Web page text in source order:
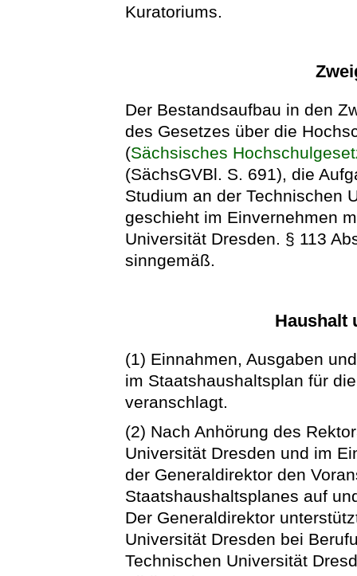
Kuratoriums.
Der Bestandsaufbau in den
des Gesetzes über die
(Sächsisches
(SächsGVBl. S. 691), die
Studium an der Technischen
geschieht im Einvernehmen
Universität Dresden. § 113
sinngemäß.
Haushalt
(1) Einnahmen, Ausgaben
im Staatshaushaltsplan für
veranschlagt.
(2) Nach Anhörung des
Universität Dresden und im
der Generaldirektor den
Staatshaushaltsplanes auf
Der Generaldirektor
Universität Dresden bei
Technischen Universität